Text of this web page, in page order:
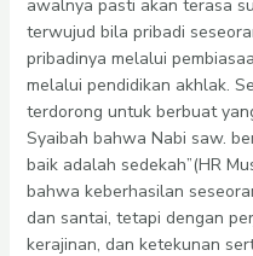
awalnya pasti akan terasa
terwujud bila pribadi
pribadinya melalui
melalui pendidikan akhlak.
terdorong untuk berbuat
Syaibah bahwa Nabi saw.
baik adalah sedekah”(HR
bahwa keberhasilan
dan santai, tetapi dengan
kerajinan, dan ketekunan